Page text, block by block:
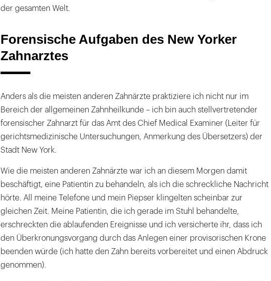
der gesamten Welt.
Forensische Aufgaben des New Yorker
Zahnarztes
Anders als die meisten anderen Zahnärzte praktiziere ich nicht nur im
Bereich der allgemeinen Zahnheilkunde – ich bin auch stellvertretender
forensischer Zahnarzt für das Amt des Chief Medical Examiner (Leiter für
gerichtsmedizinische Untersuchungen, Anmerkung des Übersetzers) der
Stadt New York.
Wie die meisten anderen Zahnärzte war ich an diesem Morgen damit
beschäftigt, eine Patientin zu behandeln, als ich die schreckliche Nachricht
hörte. All meine Telefone und mein Piepser klingelten scheinbar zur
gleichen Zeit. Meine Patientin, die ich gerade im Stuhl behandelte,
erschreckten die ablaufenden Ereignisse und ich versicherte ihr, dass ich
den Überkronungsvorgang durch das Anlegen einer provisorischen Krone
beenden würde (ich hatte den Zahn bereits vorbereitet und einen Abdruck
genommen).